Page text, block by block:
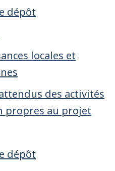
dépôt
locales et
des activités
propres au projet
dépôt